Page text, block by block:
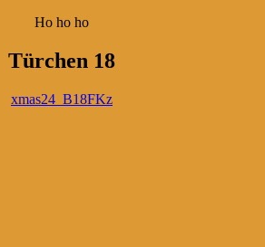
Ho ho ho
Türchen 18
xmas24_B18FKz